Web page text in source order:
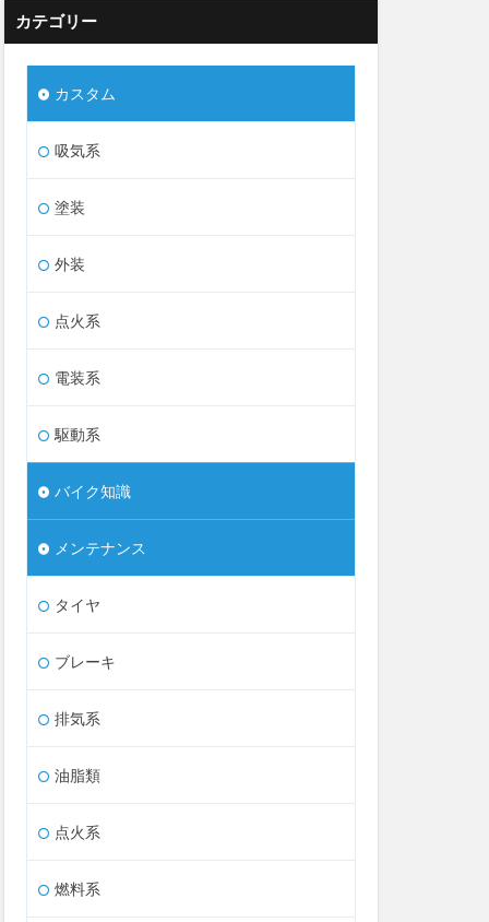
カテゴリー
カスタム
吸気系
塗装
外装
点火系
電装系
駆動系
バイク知識
メンテナンス
タイヤ
ブレーキ
排気系
油脂類
点火系
燃料系